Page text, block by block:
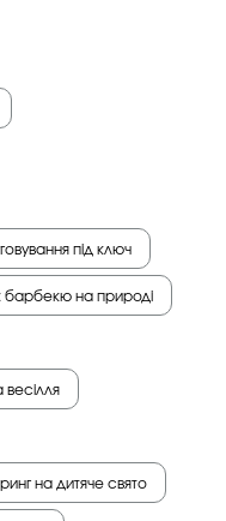
під ключ
барбекю на природі
весілля
на дитяче свято